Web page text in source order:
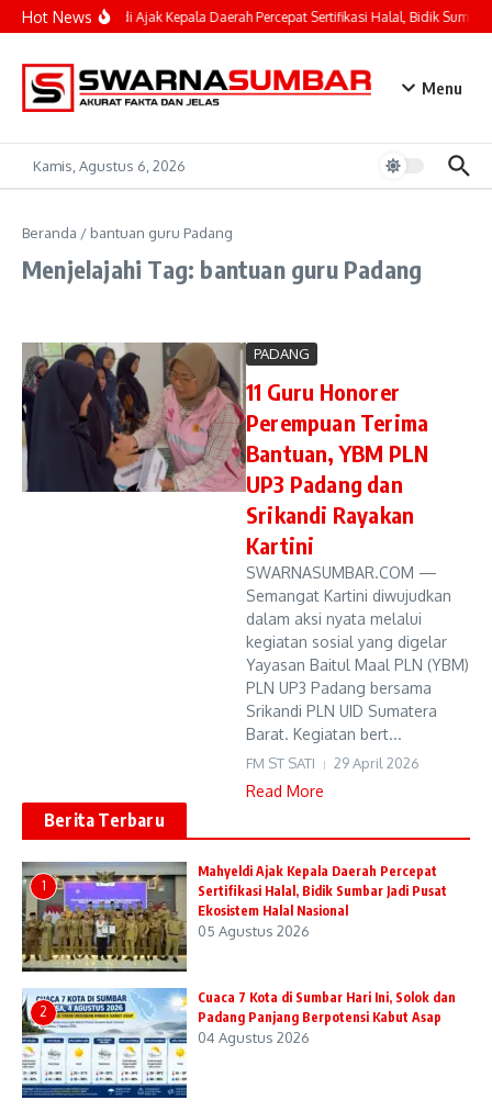
Lewati ke konten
Hot NewsMahyeldi Ajak Kepala Daerah Percepat Sertifikasi Halal, Bidik
Menu
Kamis, Agustus 6, 2026
Beranda / bantuan guru Padang
Menjelajahi Tag: bantuan guru Padang
PADANG
11 Guru Honorer
Perempuan Terima
Bantuan, YBM PLN
UP3 Padang dan
Srikandi Rayakan
Kartini
SWARNASUMBAR.COM —
Semangat Kartini diwujudkan
dalam aksi nyata melalui
kegiatan sosial yang digelar
Yayasan Baitul Maal PLN (YBM)
PLN UP3 Padang bersama
Srikandi PLN UID Sumatera
Barat. Kegiatan bert...
FM ST SATI 29 April 2026
Read More
Berita Terbaru
1
Mahyeldi Ajak Kepala Daerah Percepat
Sertifikasi Halal, Bidik Sumbar Jadi Pusat
Ekosistem Halal Nasional
05 Agustus 2026
2
Cuaca 7 Kota di Sumbar Hari Ini, Solok dan
Padang Panjang Berpotensi Kabut Asap
04 Agustus 2026